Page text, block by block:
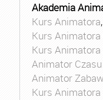
Akademia
Kurs Animatora,
Kurs Animatora
Kurs
Animator
Animator
Kurs Animatora